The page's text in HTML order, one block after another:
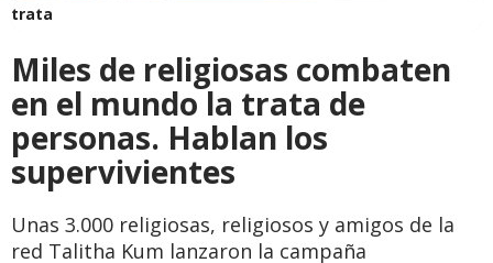
trata
Miles de religiosas combaten
en el mundo la trata de
personas. Hablan los
supervivientes
Unas 3.000 religiosas, religiosos y amigos de la
red Talitha Kum lanzaron la campaña